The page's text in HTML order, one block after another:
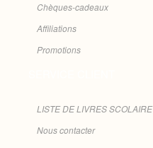
Chèques-cadeaux
Affiliations
Promotions
LISTE DE LIVRES SCOLAIRE
Nous contacter